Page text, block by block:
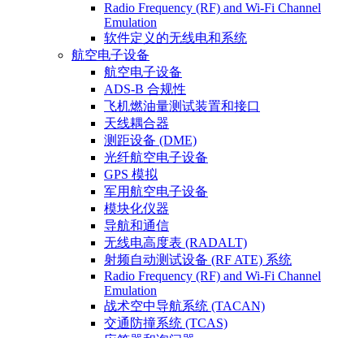
Radio Frequency (RF) and Wi-Fi Channel
Emulation
软件定义的无线电和系统
航空电子设备
航空电子设备
ADS-B 合规性
飞机燃油量测试装置和接口
天线耦合器
测距设备 (DME)
光纤航空电子设备
GPS 模拟
军用航空电子设备
模块化仪器
导航和通信
无线电高度表 (RADALT)
射频自动测试设备 (RF ATE) 系统
Radio Frequency (RF) and Wi-Fi Channel
Emulation
战术空中导航系统 (TACAN)
交通防撞系统 (TCAS)